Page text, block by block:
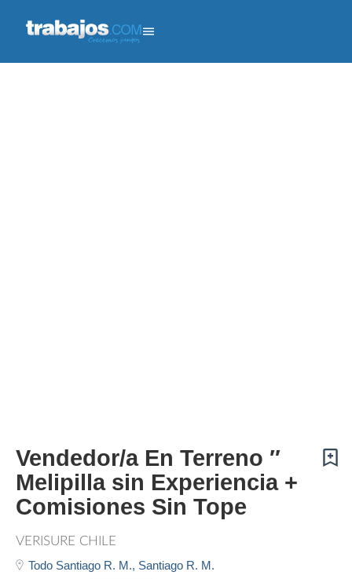
Vendedor/a En Terreno ″
Melipilla sin Experiencia +
Comisiones Sin Tope
VERISURE CHILE
Todo Santiago R. M., Santiago R. M.